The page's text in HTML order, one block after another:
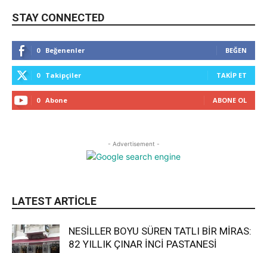
STAY CONNECTED
0 Beğenenler BEĞEN
0 Takipçiler TAKIP ET
0 Abone ABONE OL
- Advertisement -
LATEST ARTICLE
NESİLLER BOYU SÜREN TATLI BİR MİRAS:
82 YILLIK ÇINAR İNCİ PASTANESİ